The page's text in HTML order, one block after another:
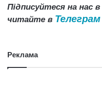
Підписуйтеся на нас в
читайте в Телеграм
Реклама